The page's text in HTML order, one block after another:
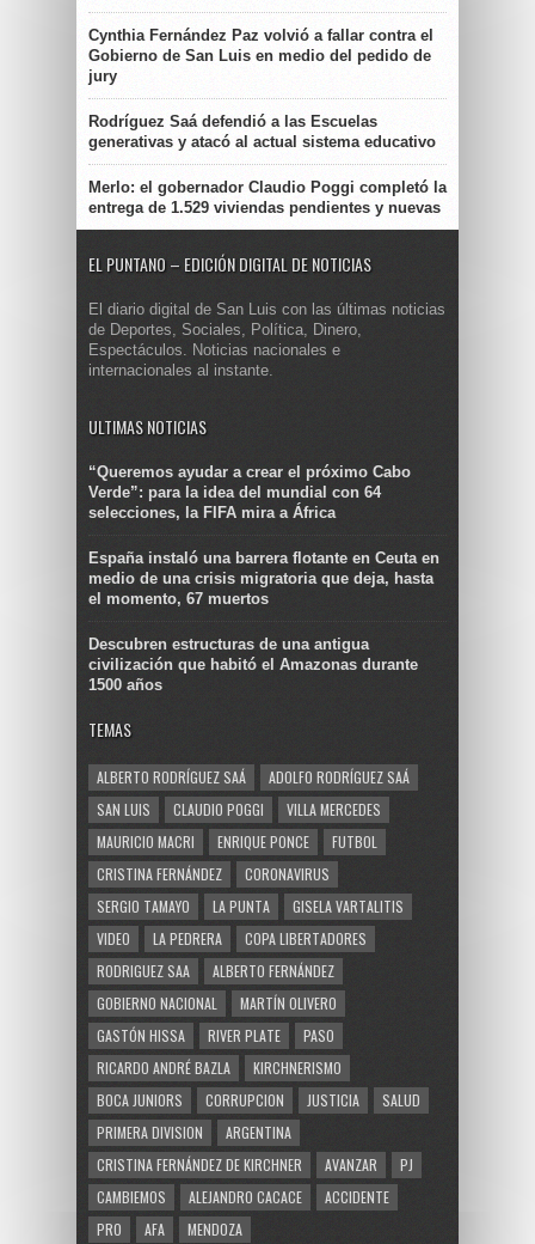
Cynthia Fernández Paz volvió a fallar contra el
Gobierno de San Luis en medio del pedido de
jury
Rodríguez Saá defendió a las Escuelas
generativas y atacó al actual sistema educativo
Merlo: el gobernador Claudio Poggi completó la
entrega de 1.529 viviendas pendientes y nuevas
EL PUNTANO – EDICIÓN DIGITAL DE NOTICIAS
El diario digital de San Luis con las últimas noticias
de Deportes, Sociales, Política, Dinero,
Espectáculos. Noticias nacionales e
internacionales al instante.
ULTIMAS NOTICIAS
“Queremos ayudar a crear el próximo Cabo
Verde”: para la idea del mundial con 64
selecciones, la FIFA mira a África
España instaló una barrera flotante en Ceuta en
medio de una crisis migratoria que deja, hasta
el momento, 67 muertos
Descubren estructuras de una antigua
civilización que habitó el Amazonas durante
1500 años
TEMAS
ALBERTO RODRÍGUEZ SAÁ
ADOLFO RODRÍGUEZ SAÁ
SAN LUIS
CLAUDIO POGGI
VILLA MERCEDES
MAURICIO MACRI
ENRIQUE PONCE
FUTBOL
CRISTINA FERNÁNDEZ
CORONAVIRUS
SERGIO TAMAYO
LA PUNTA
GISELA VARTALITIS
VIDEO
LA PEDRERA
COPA LIBERTADORES
RODRIGUEZ SAA
ALBERTO FERNÁNDEZ
GOBIERNO NACIONAL
MARTÍN OLIVERO
GASTÓN HISSA
RIVER PLATE
PASO
RICARDO ANDRÉ BAZLA
KIRCHNERISMO
BOCA JUNIORS
CORRUPCION JUSTICIA
SALUD
PRIMERA DIVISION
ARGENTINA
CRISTINA FERNÁNDEZ DE KIRCHNER
AVANZAR
PJ
CAMBIEMOS
ALEJANDRO CACACE
ACCIDENTE
PRO
AFA MENDOZA